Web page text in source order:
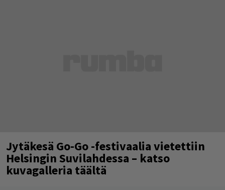
Jytäkesä Go-Go -festivaalia vietettiin
Helsingin Suvilahdessa – katso
kuvagalleria täältä